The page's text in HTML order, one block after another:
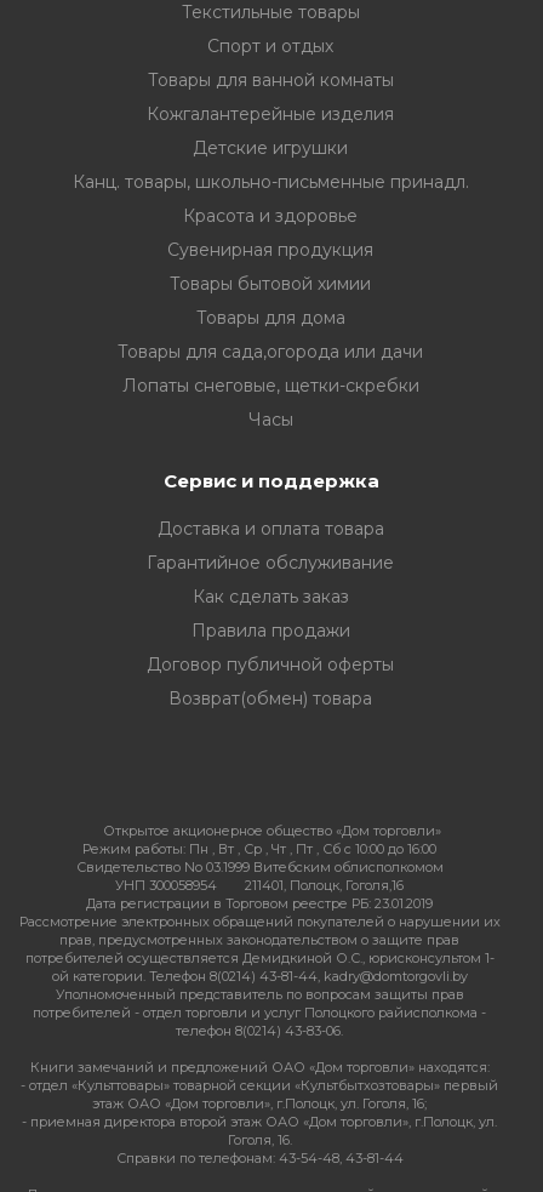
Текстильные товары
Спорт и отдых
Товары для ванной комнаты
Кожгалантерейные изделия
Детские игрушки
Канц. товары, школьно-письменные принадл.
Красота и здоровье
Сувенирная продукция
Товары бытовой химии
Товары для дома
Товары для сада,огорода или дачи
Лопаты снеговые, щетки-скребки
Часы
Сервис и поддержка
Доставка и оплата товара
Гарантийное обслуживание
Как сделать заказ
Правила продажи
Договор публичной оферты
Возврат(обмен) товара
Открытое акционерное общество «Дом торговли»
Режим работы: Пн , Вт , Ср , Чт , Пт , Сб c 10:00 до 16:00
Свидетельство No 03.1999 Витебским облисполкомом
УНП 300058954
211401, Полоцк, Гоголя,16
Дата регистрации в Торговом реестре РБ: 23.01.2019
Рассмотрение электронных обращений покупателей о нарушении их
прав, предусмотренных законодательством о защите прав
потребителей осуществляется Демидкиной О.С., юрисконсультом 1-
ой категории. Телефон 8(0214) 43-81-44, kadry@domtorgovli.by
Уполномоченный представитель по вопросам защиты прав
потребителей - отдел торговли и услуг Полоцкого райисполкома -
телефон 8(0214) 43-83-06.
Книги замечаний и предложений ОАО «Дом торговли» находятся:
- отдел «Культтовары» товарной секции «Культбытхозтовары» первый
этаж ОАО «Дом торговли», г.Полоцк, ул. Гоголя, 16;
- приемная директора второй этаж ОАО «Дом торговли», г.Полоцк, ул.
Гоголя, 16.
Справки по телефонам: 43-54-48, 43-81-44